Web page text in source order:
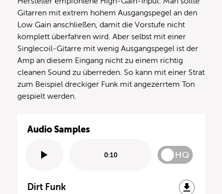
Gitarren mit extrem hohem Ausgangspegel an den
Low Gain anschließen, damit die Vorstufe nicht
komplett überfahren wird. Aber selbst mit einer
Singlecoil-Gitarre mit wenig Ausgangspegel ist der
Amp an diesem Eingang nicht zu einem richtig
cleanen Sound zu überreden. So kann mit einer Strat
zum Beispiel dreckiger Funk mit angezerrtem Ton
gespielt werden.
Audio Samples
0:10 HQ
Dirt Funk